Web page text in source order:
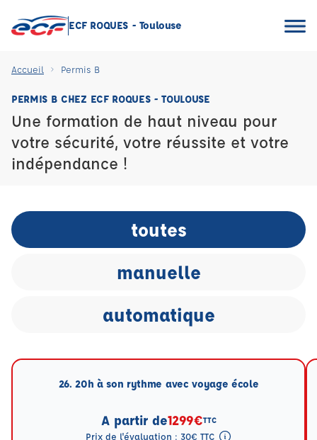
ECF ROQUES - Toulouse
Accueil Permis B
PERMIS B CHEZ ECF ROQUES - TOULOUSE
Une formation de haut niveau pour
votre sécurité, votre réussite et votre
indépendance !
toutes
manuelle
automatique
26. 20h à son rythme avec voyage école
A partir de1299€TTC
Prix de l'évaluation : 30€ TTC